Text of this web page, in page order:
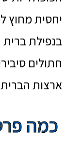
בנפילת
חתולים
ארצות
כמה